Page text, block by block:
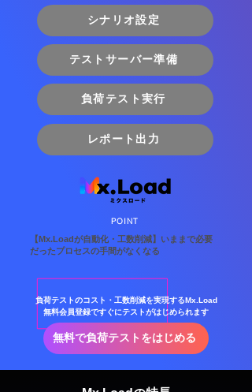
シナリオ設定
テストサーバー準備
負荷テスト実行
レポート出力
​POINT
【Mx.Loadが自動化・工数削減】いままで必要
だったプロセスの手間がなくなる
負荷テストのコスト・工数削減を実現するMx.Load
無料会員登録ですぐにテストがはじめられます
無料で負荷テストをはじめる